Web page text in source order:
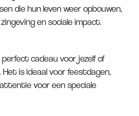
die hun leven weer opbouwen,
en sociale impact.
cadeau voor jezelf of
Het is ideaal voor feestdagen,
voor een speciale